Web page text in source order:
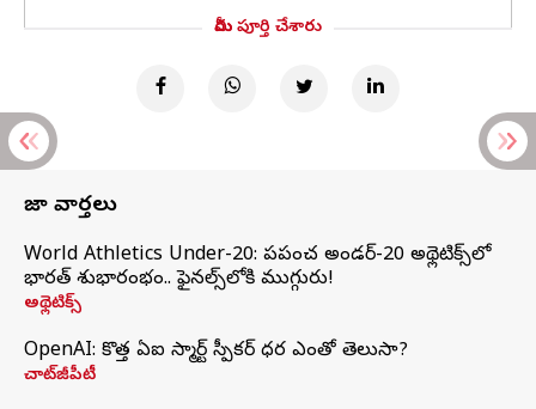
మీరు పూర్తి చేశారు
తాజా వార్తలు
World Athletics Under-20: ప్రపంచ అండర్-20 అథ్లెటిక్స్‌లో
భారత్‌ శుభారంభం.. ఫైనల్స్‌లోకి ముగ్గురు!
అథ్లెటిక్స్
OpenAI: కొత్త ఏఐ స్మార్ట్ స్పీకర్ ధర ఎంతో తెలుసా?
చాట్‌జీపీటీ